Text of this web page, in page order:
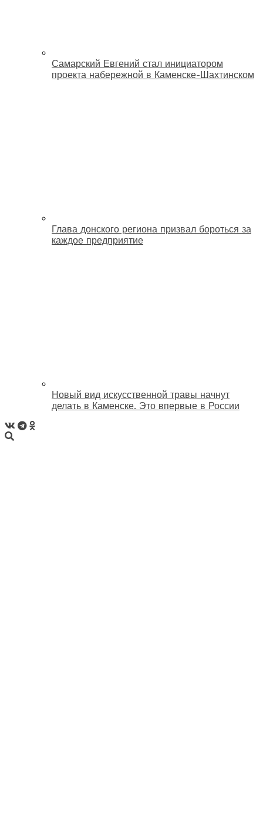
Самарский Евгений стал инициатором
проекта набережной в Каменске-Шахтинском
Глава донского региона призвал бороться за
каждое предприятие
Новый вид искусственной травы начнут
делать в Каменске. Это впервые в России